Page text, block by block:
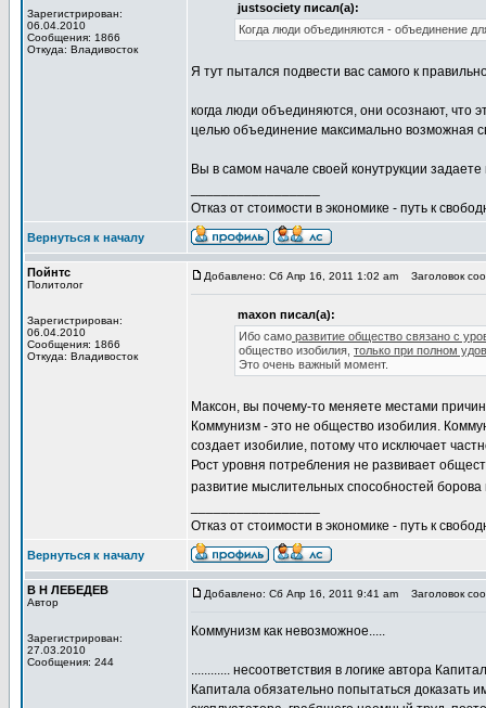
Зарегистрирован:
06.04.2010
Сообщения: 1866
Откуда: Владивосток
justsociety писал(а):
Когда люди объединяются - объединение
Я тут пытался подвести вас самого к
когда люди объединяются, они осознают, что
целью объединение максимально возможная
Вы в самом начале своей конутрукции
Отказ от стоимости в экономике - путь к
Вернуться к началу
Пойнтс
Политолог
Зарегистрирован:
06.04.2010
Сообщения: 1866
Откуда: Владивосток
Добавлено: Сб Апр 16, 2011 1:02 am Заголовок
maxon писал(а):
Ибо само развитие общество связано с
общество изобилия, только при полном
Это очень важный момент.
Максон, вы почему-то меняете местами
Коммунизм - это не общество изобилия.
создает изобилие, потому что исключает
Рост уровня потребления не развивает
развитие мыслительных способностей
Отказ от стоимости в экономике - путь к
Вернуться к началу
В Н ЛЕБЕДЕВ
Автор
Зарегистрирован:
27.03.2010
Сообщения: 244
Добавлено: Сб Апр 16, 2011 9:41 am Заголовок
Коммунизм как невозможное.....
............ несоответствия в логике автора
Капитала обязательно попытаться доказать